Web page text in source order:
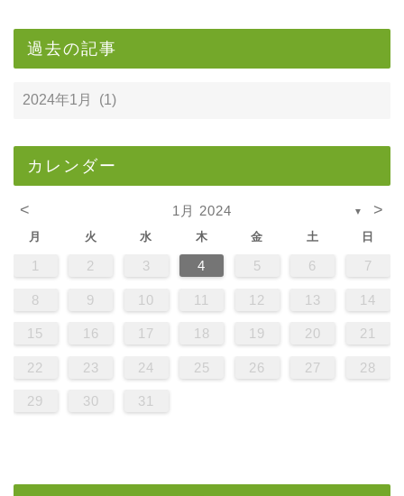
過去の記事
カレンダー
< 1月 2024 ▼ >
月 火 水 木 金 土 日
1 2 3 4 5 6 7
8 9 10 11 12 13 14
15 16 17 18 19 20 21
22 23 24 25 26 27 28
29 30 31